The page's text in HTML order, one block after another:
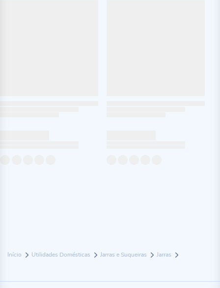
Início Utilidades Domésticas Jarras e Suqueiras Jarras